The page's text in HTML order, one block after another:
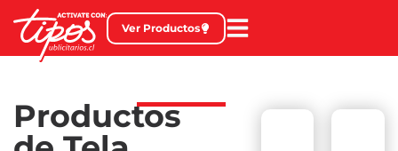
Ver Productos
Productos